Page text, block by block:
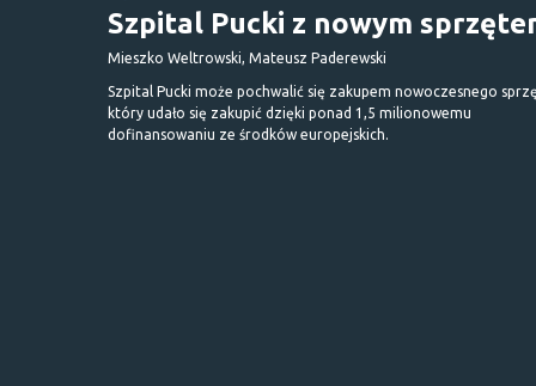
Szpital Pucki z nowym
Mieszko Weltrowski, Mateusz Paderewski
Szpital Pucki może pochwalić się zakupem nowoczesnego
który udało się zakupić dzięki ponad 1,5 milionowemu
dofinansowaniu ze środków europejskich.